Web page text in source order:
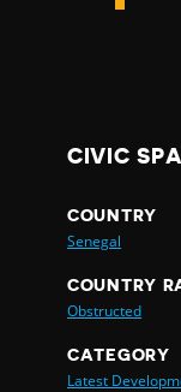
CIVIC
COUNTRY
Senegal
COUNTRY
Obstructed
CATEGORY
Latest